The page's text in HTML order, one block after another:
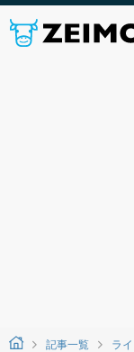
記事一覧 ラ